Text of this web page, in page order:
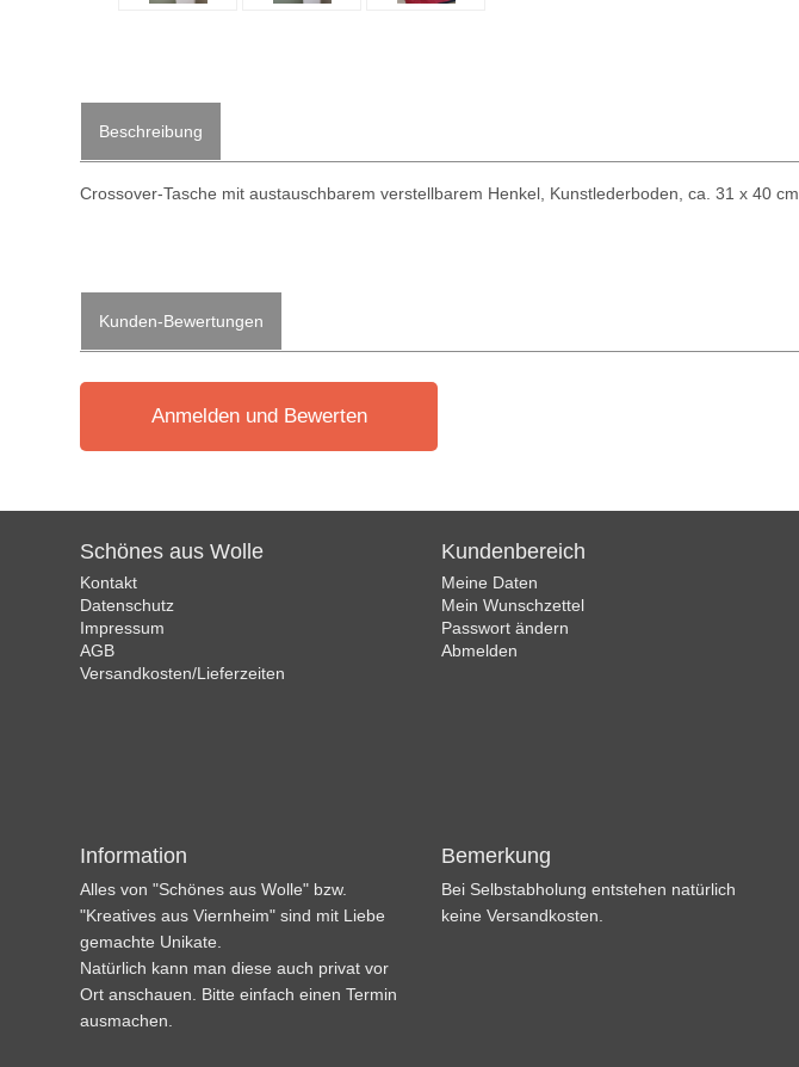
Beschreibung
Crossover-Tasche mit austauschbarem verstellbarem Henkel, Kunstlederboden, ca. 31 x 40 cm
Kunden-Bewertungen
Anmelden und Bewerten
Schönes aus Wolle
Kontakt
Datenschutz
Impressum
AGB
Versandkosten/Lieferzeiten
Kundenbereich
Meine Daten
Mein Wunschzettel
Passwort ändern
Abmelden
Information
Alles von "Schönes aus Wolle" bzw.
"Kreatives aus Viernheim" sind mit Liebe
gemachte Unikate.
Natürlich kann man diese auch privat vor
Ort anschauen. Bitte einfach einen Termin
ausmachen.
Bemerkung
Bei Selbstabholung entstehen natürlich
keine Versandkosten.